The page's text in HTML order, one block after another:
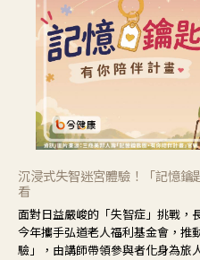
沉浸式失智迷宮體驗！「記憶
看
面對日益嚴峻的「失智症」挑戰，
今年攜手弘道老人福利基金會，推動關懷計畫。 透
驗」，由講師帶領參與者化身為旅